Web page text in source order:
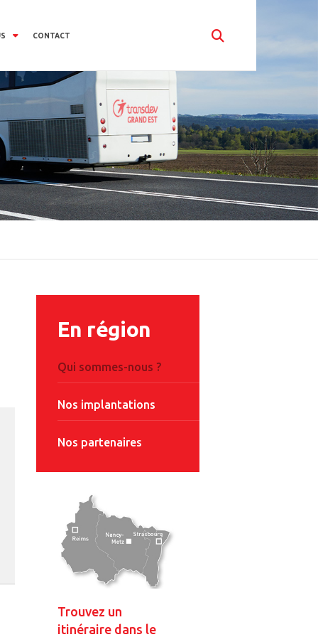
CONTACT
En région
Qui sommes-nous ?
Nos implantations
Nos partenaires
Trouvez un
itinéraire dans le